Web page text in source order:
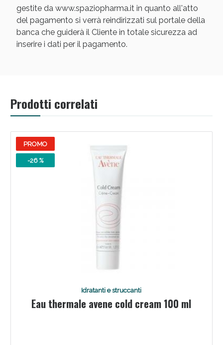
gestite da www.spaziopharma.it in quanto all'atto
del pagamento si verrà reindirizzati sul portale della
banca che guiderà il Cliente in totale sicurezza ad
inserire i dati per il pagamento.
Prodotti correlati
PROMO
-26 %
Idratanti e struccanti
Eau thermale avene cold cream 100 ml